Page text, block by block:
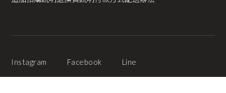
Instagram Facebook Line